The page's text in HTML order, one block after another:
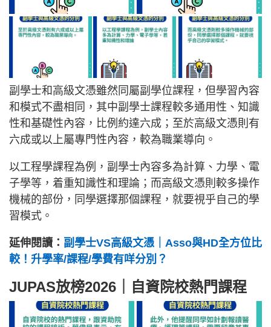
副學士和高級文憑雖然同屬副學位課程，但學習內容
和模式不盡相同，其中副學士課程較多通用性、知識
性和基礎性內容，比例約達六成；至於高級文憑則有
六成或以上屬專門性內容，較為職業導向。
以工程學課程為例，副學士內容多為計算、力學、電
子學等，着重知識性和理論；而高級文憑則較多操作
機械的部份，同學選擇那個課程，就要視乎自己的學
習模式。
延伸閱讀： 副學士VS高級文憑｜Asso與HD全方位比
較！升學率/課程/學費有咩分別？
JUPAS放榜2026｜自資院校熱門課程